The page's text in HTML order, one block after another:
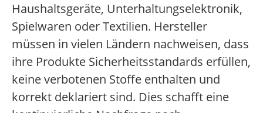
Haushaltsgeräte, Unterhaltungselektronik,
Spielwaren oder Textilien. Hersteller
müssen in vielen Ländern nachweisen, dass
ihre Produkte Sicherheitsstandards erfüllen,
keine verbotenen Stoffe enthalten und
korrekt deklariert sind. Dies schafft eine